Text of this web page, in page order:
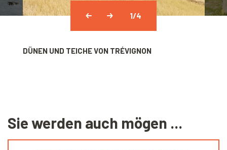
DÜNEN UND TEICHE VON TRÉVIGNON
1/4
Sie werden auch mögen ...